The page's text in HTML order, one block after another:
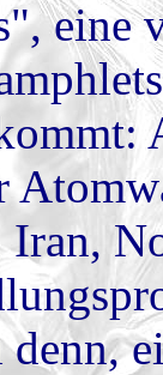
eine
Iran,
denn,